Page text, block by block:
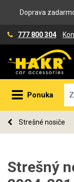
Doprava
777 800 304
Ponuka
Strešné nosiče
Strešný